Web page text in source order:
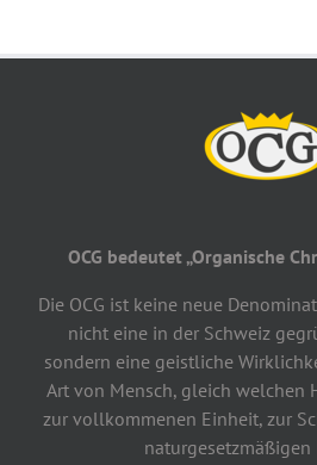
OCG bedeutet „Organische
Die OCG ist keine neue
nicht eine in der Schweiz
sondern eine geistliche
Art von Mensch, gleich welchen
zur vollkommenen Einheit, zur